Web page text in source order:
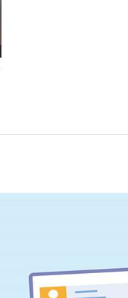
및 메시징
존재감 구축
자인 및 제작
영과 관리